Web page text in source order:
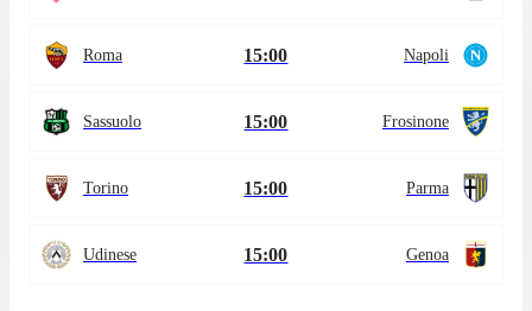
Roma 15:00 Napoli
Sassuolo 15:00 Frosinone
Torino 15:00 Parma
Udinese 15:00 Genoa